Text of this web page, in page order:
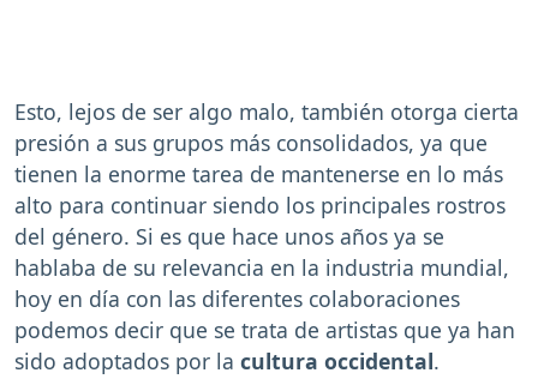
Esto, lejos de ser algo malo, también otorga cierta
presión a sus grupos más consolidados, ya que
tienen la enorme tarea de mantenerse en lo más
alto para continuar siendo los principales rostros
del género. Si es que hace unos años ya se
hablaba de su relevancia en la industria mundial,
hoy en día con las diferentes colaboraciones
podemos decir que se trata de artistas que ya han
sido adoptados por la cultura occidental.